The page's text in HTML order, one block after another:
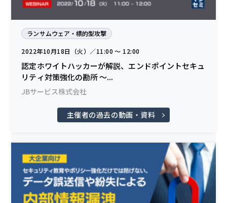
ランサムウェア・標的型攻撃
2022年10月18日（火）／11:00 〜 12:00
認定ホワイトハッカーが解説、エンドポイントセキュ
リティ対策強化の勘所 ～...
JBサービス株式会社
主催者の過去の動画・資料